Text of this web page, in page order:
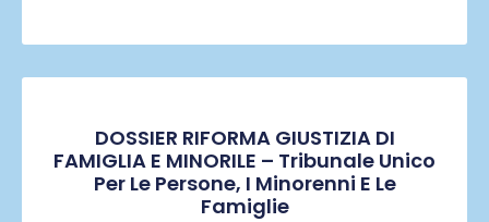
DOSSIER RIFORMA GIUSTIZIA DI
FAMIGLIA E MINORILE – Tribunale Unico
Per Le Persone, I Minorenni E Le
Famiglie